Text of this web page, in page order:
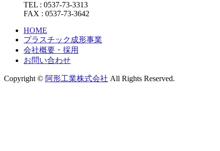
TEL : 0537-73-3313
FAX : 0537-73-3642
HOME
プラスチック成形事業
会社概要・採用
お問い合わせ
Copyright © 阿形工業株式会社 All Rights Reserved.